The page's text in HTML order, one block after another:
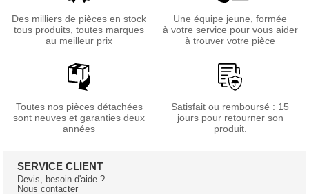
Des milliers de pièces en stock
tous produits, toutes marques
au meilleur prix
Une équipe jeune, formée
à votre service pour vous aider
à trouver votre pièce
Toutes nos pièces détachées
sont neuves et garanties deux
années
Satisfait ou remboursé : 15
jours pour retourner son
produit.
SERVICE CLIENT
Devis, besoin d'aide ?
Nous contacter